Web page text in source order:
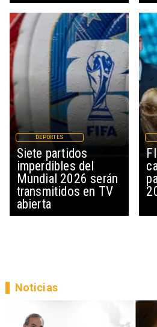
Siete partidos
imperdibles del
Mundial 2026 serán
transmitidos en TV
abierta
DEPORTES
Noticias